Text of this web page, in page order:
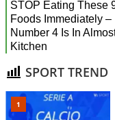
SPORT TREND